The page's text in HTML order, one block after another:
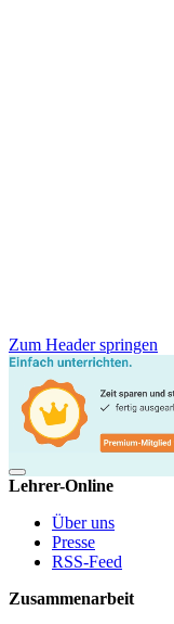
Zum Header springen
Lehrer-Online
Über uns
Presse
RSS-Feed
Zusammenarbeit